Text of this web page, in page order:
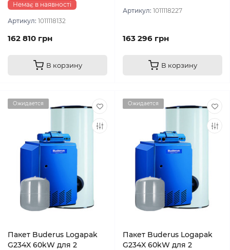
Немає в наявності
Артикул: 1011118132
162 810 грн
В корзину
Артикул: 1011118227
163 296 грн
В корзину
Ожидается
Пакет Buderus Logapak
G234X 60kW для 2
Ожидается
Пакет Buderus Logapak
G234X 60kW для 2